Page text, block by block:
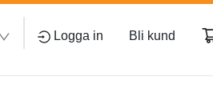
Logga in Bli kund